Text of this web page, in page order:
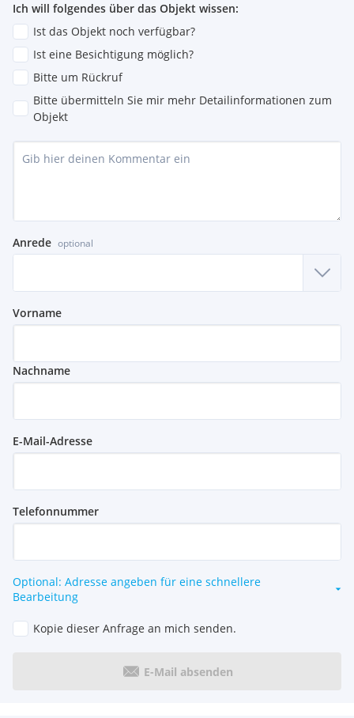
Ich will folgendes über das Objekt wissen:
Ist das Objekt noch verfügbar?
Ist eine Besichtigung möglich?
Bitte um Rückruf
Bitte übermitteln Sie mir mehr Detailinformationen zum
Objekt
Anrede optional
Vorname
Nachname
E-Mail-Adresse
Telefonnummer
Optional: Adresse angeben für eine schnellere
Bearbeitung
Kopie dieser Anfrage an mich senden.
E-Mail absenden